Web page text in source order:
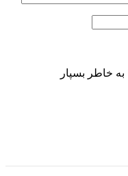
به خاطر بسپار